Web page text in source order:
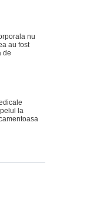
nu
au fost
de
la